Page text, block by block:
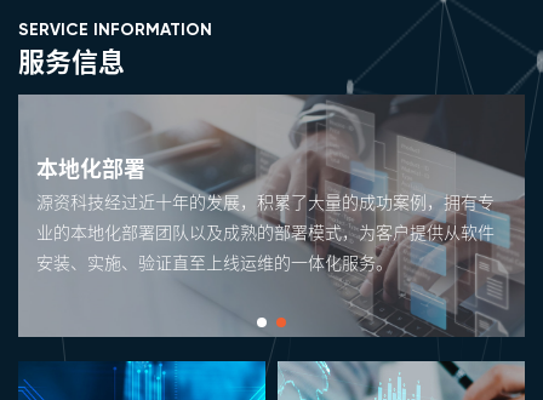
SERVICE INFORMATION
服务信息
云科技服务
云科技，是指以云计算为基础的科学技术的总称，云技术是将
硬件、软件、网络等资源集成到广域网或局域网中，实现数据
计算、存储、处理和共享的一种托管技术。